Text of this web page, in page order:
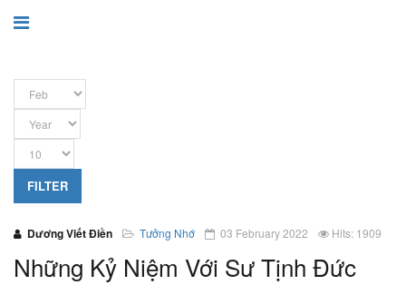
FILTER
Dương Viết Điền Tưởng Nhớ 03 February 2022 Hits: 1909
Những Kỷ Niệm Với Sư Tịnh Đức